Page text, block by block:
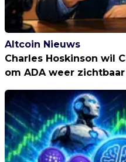
Altcoin Nieuws
Charles Hoskinson wil
om ADA weer